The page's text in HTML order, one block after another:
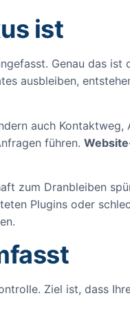
ist
Genau das ist
ausbleiben,
auch Kontaktweg,
führen.
zum Dranbleiben
Plugins oder
Ziel ist, dass